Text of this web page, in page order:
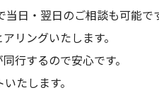
日・翌日のご相談も可能で
リングいたします。
行するので安心です。
たします。